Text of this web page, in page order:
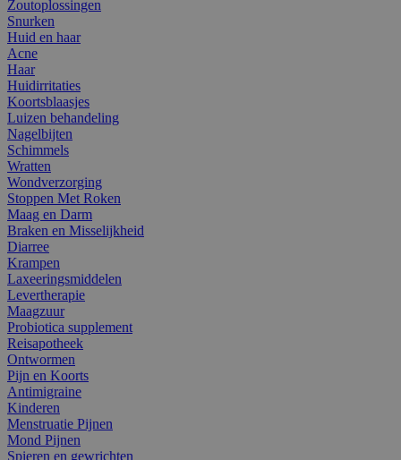
Zoutoplossingen
Snurken
Huid en haar
Acne
Haar
Huidirritaties
Koortsblaasjes
Luizen behandeling
Nagelbijten
Schimmels
Wratten
Wondverzorging
Stoppen Met Roken
Maag en Darm
Braken en Misselijkheid
Diarree
Krampen
Laxeeringsmiddelen
Levertherapie
Maagzuur
Probiotica supplement
Reisapotheek
Ontwormen
Pijn en Koorts
Antimigraine
Kinderen
Menstruatie Pijnen
Mond Pijnen
Spieren en gewrichten